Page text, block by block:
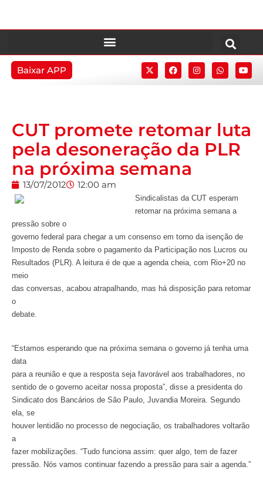
Baixar APP
CUT promete retomar luta
pela desoneração da PLR
na próxima semana
13/07/2012 12:00 am
Sindicalistas da CUT esperam
retomar na próxima semana a
pressão sobre o
governo federal para chegar a um consenso em torno da isenção de
Imposto de Renda sobre o pagamento da Participação nos Lucros ou
Resultados (PLR). A leitura é de que a agenda cheia, com Rio+20 no
meio
das conversas, acabou atrapalhando, mas há disposição para retomar
o
debate.
“Estamos esperando que na próxima semana o governo já tenha uma
data
para a reunião e que a resposta seja favorável aos trabalhadores, no
sentido de o governo aceitar nossa proposta”, disse a presidenta do
Sindicato dos Bancários de São Paulo, Juvandia Moreira. Segundo
ela, se
houver lentidão no processo de negociação, os trabalhadores voltarão
a
fazer mobilizações. “Tudo funciona assim: quer algo, tem de fazer
pressão. Nós vamos continuar fazendo a pressão para sair a agenda.”